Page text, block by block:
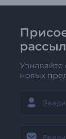
Узнавайте
новых